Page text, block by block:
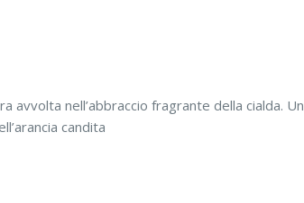
avvolta nell’abbraccio fragrante della cialda. Un
candita